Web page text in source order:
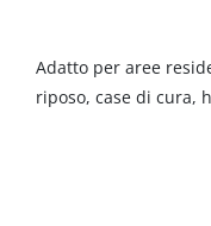
Adatto per aree
riposo, case di cura,